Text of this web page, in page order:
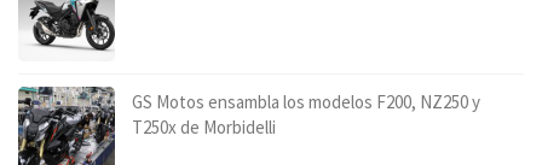
GS Motos ensambla los modelos F200, NZ250 y
T250x de Morbidelli